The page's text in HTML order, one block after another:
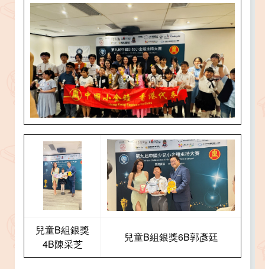
兒童B組銀獎
4B陳采芝
兒童B組銀獎6B郭彥廷